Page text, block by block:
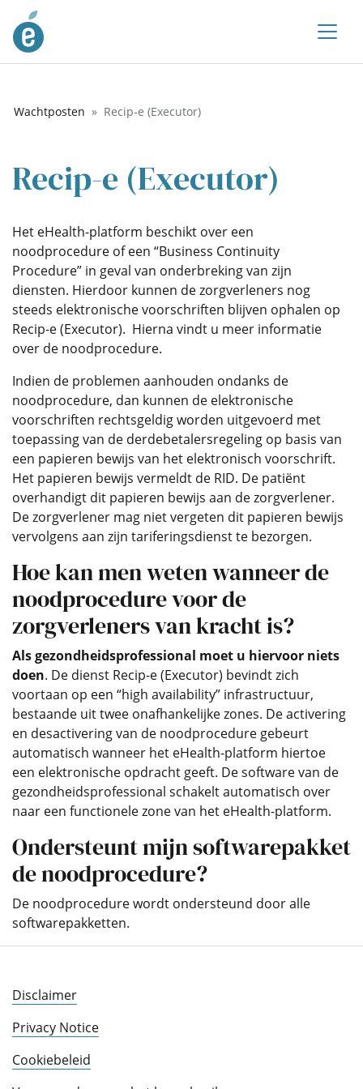
Wachtposten Recip-e (Executor)
Recip-e (Executor)
Het eHealth-platform beschikt over een
noodprocedure of een “Business Continuity
Procedure” in geval van onderbreking van zijn
diensten. Hierdoor kunnen de zorgverleners nog
steeds elektronische voorschriften blijven ophalen op
Recip-e (Executor). Hierna vindt u meer informatie
over de noodprocedure.
Indien de problemen aanhouden ondanks de
noodprocedure, dan kunnen de elektronische
voorschriften rechtsgeldig worden uitgevoerd met
toepassing van de derdebetalersregeling op basis van
een papieren bewijs van het elektronisch voorschrift.
Het papieren bewijs vermeldt de RID. De patiënt
overhandigt dit papieren bewijs aan de zorgverlener.
De zorgverlener mag niet vergeten dit papieren bewijs
vervolgens aan zijn tariferingsdienst te bezorgen.
Hoe kan men weten wanneer de
noodprocedure voor de
zorgverleners van kracht is?
Als gezondheidsprofessional moet u hiervoor niets
doen. De dienst Recip-e (Executor) bevindt zich
voortaan op een “high availability” infrastructuur,
bestaande uit twee onafhankelijke zones. De activering
en desactivering van de noodprocedure gebeurt
automatisch wanneer het eHealth-platform hiertoe
een elektronische opdracht geeft. De software van de
gezondheidsprofessional schakelt automatisch over
naar een functionele zone van het eHealth-platform.
Ondersteunt mijn softwarepakket
de noodprocedure?
De noodprocedure wordt ondersteund door alle
softwarepakketten.
Disclaimer
Privacy Notice
Cookiebeleid